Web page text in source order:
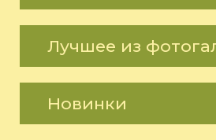
Лучшее из
Новинки